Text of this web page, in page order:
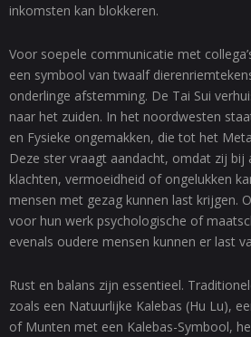
inkomsten kan blokkeren.
Voor soepele communicatie met
een symbool van twaalf
onderlinge afstemming. De Tai Sui
naar het zuiden. In het noordwesten
en Fysieke ongemakken, die tot het
Deze ster vraagt aandacht, omdat zij bij
klachten, vermoeidheid of ongelukken
mensen met gezag kunnen last krijgen.
voor hun werk psychologische of
evenals oudere mensen kunnen er last
Rust en balans zijn essentieel.
zoals een Natuurlijke Kalebas (Hu Lu),
of Munten met een Kalebas-Symbool,